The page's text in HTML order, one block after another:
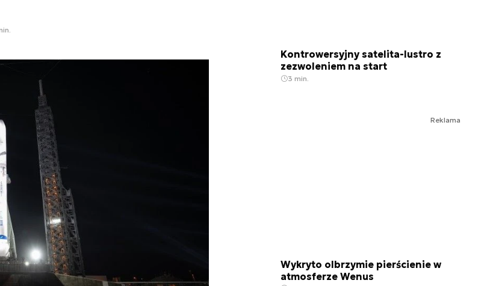
Kontrowersyjny satelita-lustro z
zezwoleniem na start
3 min.
Reklama
Wykryto olbrzymie pierścienie w
atmosferze Wenus